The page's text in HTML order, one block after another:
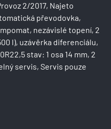
2/2017, Najeto
převodovka,
nezávislé topení, 2
l), uzávěrka diferenciálu,
stav: 1 osa 14 mm, 2
servis, Servis pouze